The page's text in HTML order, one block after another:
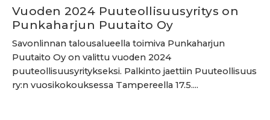
Vuoden 2024 Puuteollisuusyritys on
Punkaharjun Puutaito Oy
Savonlinnan talousalueella toimiva Punkaharjun
Puutaito Oy on valittu vuoden 2024
puuteollisuusyritykseksi. Palkinto jaettiin Puuteollisuus
ry:n vuosikokouksessa Tampereella 17.5....